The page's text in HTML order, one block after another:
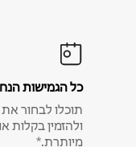
כל הגמישות
תוכלו לבחור
ולהזמין בקלות
מיותרת.*